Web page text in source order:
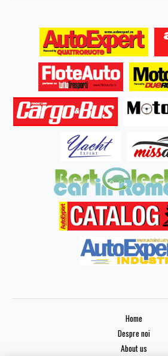
Home
Despre noi
About us